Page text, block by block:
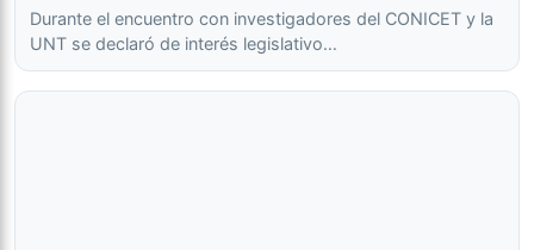
Durante el encuentro con investigadores del CONICET y la
UNT se declaró de interés legislativo…